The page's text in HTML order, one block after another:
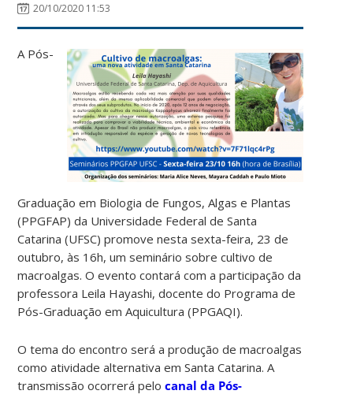
20/10/2020 11:53
A Pós-
Graduação em Biologia de Fungos, Algas e Plantas
(PPGFAP) da Universidade Federal de Santa
Catarina (UFSC) promove nesta sexta-feira, 23 de
outubro, às 16h, um seminário sobre cultivo de
macroalgas. O evento contará com a participação da
professora Leila Hayashi, docente do Programa de
Pós-Graduação em Aquicultura (PPGAQI).
O tema do encontro será a produção de macroalgas
como atividade alternativa em Santa Catarina. A
transmissão ocorrerá pelocanal da Pós-